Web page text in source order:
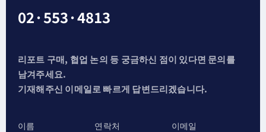
02·553·4813
리포트 구매, 협업 논의 등 궁금하신 점이 있다면 문의를
남겨주세요.
기재해주신 이메일로 빠르게 답변드리겠습니다.
이름 연락처 이메일